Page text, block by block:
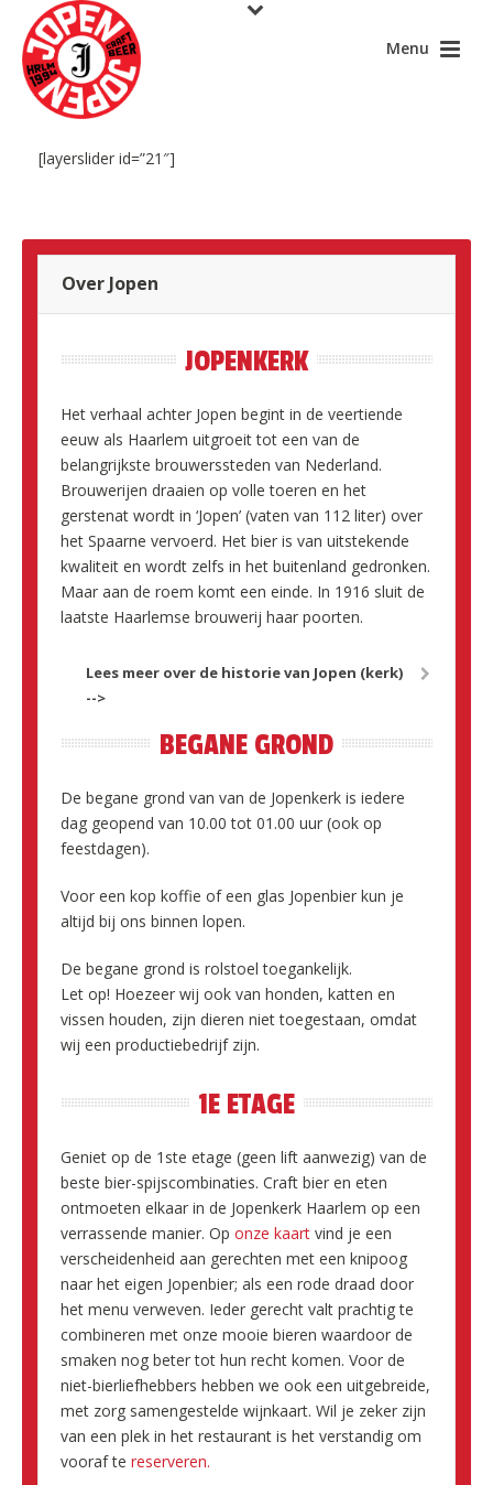
[layerslider id=”21″]
Over Jopen
JOPENKERK
Het verhaal achter Jopen begint in de veertiende
eeuw als Haarlem uitgroeit tot een van de
belangrijkste brouwerssteden van Nederland.
Brouwerijen draaien op volle toeren en het
gerstenat wordt in ‘Jopen’ (vaten van 112 liter) over
het Spaarne vervoerd. Het bier is van uitstekende
kwaliteit en wordt zelfs in het buitenland gedronken.
Maar aan de roem komt een einde. In 1916 sluit de
laatste Haarlemse brouwerij haar poorten.
Lees meer over de historie van Jopen (kerk)
-->
BEGANE GROND
De begane grond van van de Jopenkerk is iedere
dag geopend van 10.00 tot 01.00 uur (ook op
feestdagen).
Voor een kop koffie of een glas Jopenbier kun je
altijd bij ons binnen lopen.
De begane grond is rolstoel toegankelijk.
Let op! Hoezeer wij ook van honden, katten en
vissen houden, zijn dieren niet toegestaan, omdat
wij een productiebedrijf zijn.
1E ETAGE
Geniet op de 1ste etage (geen lift aanwezig) van de
beste bier-spijscombinaties. Craft bier en eten
ontmoeten elkaar in de Jopenkerk Haarlem op een
verrassende manier. Op onze kaart vind je een
verscheidenheid aan gerechten met een knipoog
naar het eigen Jopenbier; als een rode draad door
het menu verweven. Ieder gerecht valt prachtig te
combineren met onze mooie bieren waardoor de
smaken nog beter tot hun recht komen. Voor de
niet-bierliefhebbers hebben we ook een uitgebreide,
met zorg samengestelde wijnkaart. Wil je zeker zijn
van een plek in het restaurant is het verstandig om
vooraf te reserveren.